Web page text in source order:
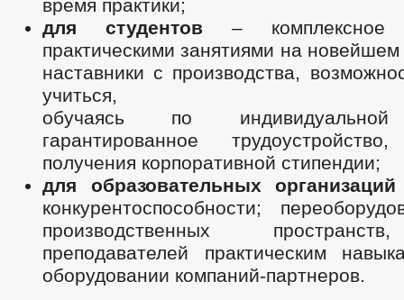
время практики;
для студентов –
практическими занятиями на
наставники с производства,
учиться,
обучаясь по индивидуальной
гарантированное
получения корпоративной стипендии;
для образовательных
конкурентоспособности;
производственных
преподавателей практическим
оборудовании компаний-партнеров.